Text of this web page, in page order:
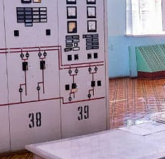
к потребителям
технологии
улучшению
систем менеджмента
Политика в области
документации,
предприятия